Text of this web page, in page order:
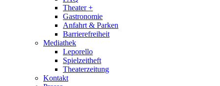
Theater +
Gastronomie
Anfahrt & Parken
Barrierefreiheit
Mediathek
Leporello
Spielzeitheft
Theaterzeitung
Kontakt